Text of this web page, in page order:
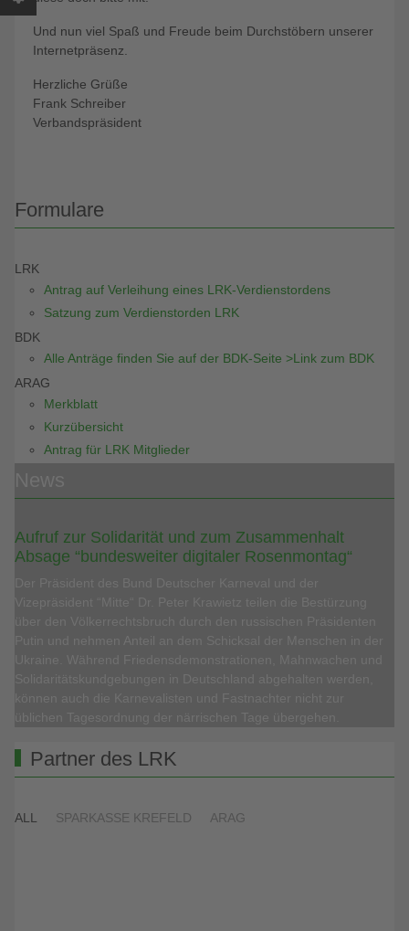
Und nun viel Spaß und Freude beim Durchstöbern unserer
Internetpräsenz.
Herzliche Grüße
Frank Schreiber
Verbandspräsident
Formulare
LRK
Antrag auf Verleihung eines LRK-Verdienstordens
Satzung zum Verdienstorden LRK
BDK
Alle Anträge finden Sie auf der BDK-Seite >Link zum BDK
ARAG
Merkblatt
Kurzübersicht
Antrag für LRK Mitglieder
Aufruf zur Solidarität und zum Zusammenhalt
Absage “bundesweiter digitaler Rosenmontag“
Partner des LRK
ALL SPARKASSE KREFELD ARAG